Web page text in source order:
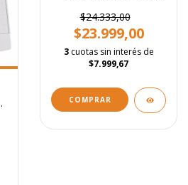
$24.333,00
$23.999,00
3 cuotas sin interés de
$7.999,67